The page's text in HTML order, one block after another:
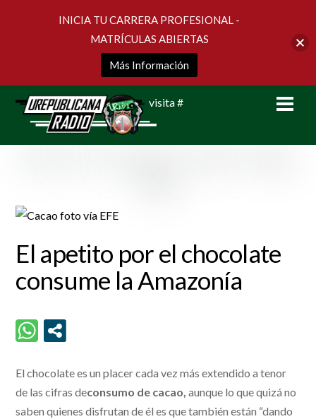
visita #
El apetito por el chocolate
consume la Amazonía
El chocolate es un placer cada vez más extendido a tenor
de las cifras deconsumo de cacao, aunque lo que quizá no
saben quienes disfrutan de él es que también están “dando
INICIA TU CARRERA PROFESIONAL -
MATRÍCULAS ABIERTAS
Más Información